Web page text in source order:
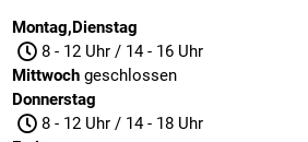
Montag,Dienstag
8 - 12 Uhr / 14 - 16 Uhr
Mittwochgeschlossen
Donnerstag
8 - 12 Uhr / 14 - 18 Uhr